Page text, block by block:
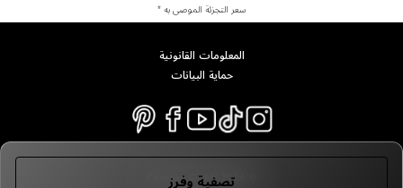
تصفية وفرز
سعر التجزئة الموصى به *
المعلومات القانونية
حماية البيانات